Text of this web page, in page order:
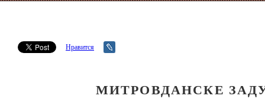
Нравится
МИТРОВДАНСКЕ